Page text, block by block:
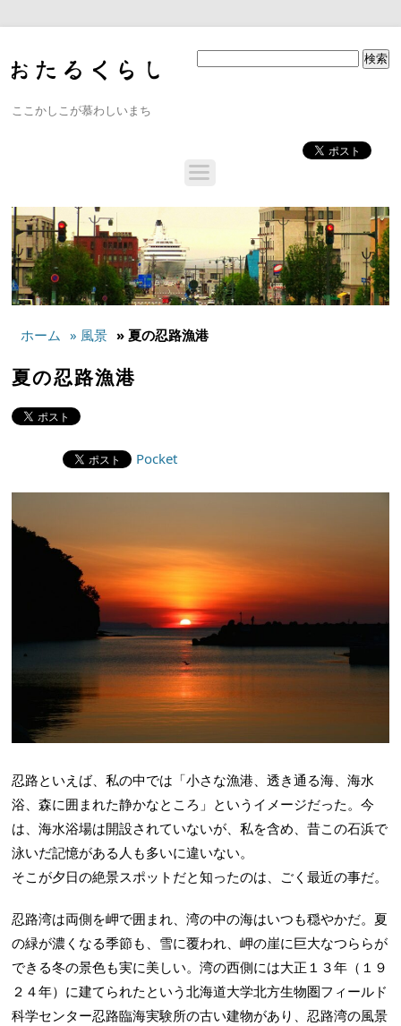
ここかしこが慕わしいまち
ホーム » 風景 » 夏の忍路漁港
夏の忍路漁港
Pocket
忍路といえば、私の中では「小さな漁港、透き通る海、海水
浴、森に囲まれた静かなところ」というイメージだった。今
は、海水浴場は開設されていないが、私を含め、昔この石浜で
泳いだ記憶がある人も多いに違いない。
そこが夕日の絶景スポットだと知ったのは、ごく最近の事だ。
忍路湾は両側を岬で囲まれ、湾の中の海はいつも穏やかだ。夏
の緑が濃くなる季節も、雪に覆われ、岬の崖に巨大なつららが
できる冬の景色も実に美しい。湾の西側には大正１３年（１９
２４年）に建てられたという北海道大学北方生物圏フィールド
科学センター忍路臨海実験所の古い建物があり、忍路湾の風景